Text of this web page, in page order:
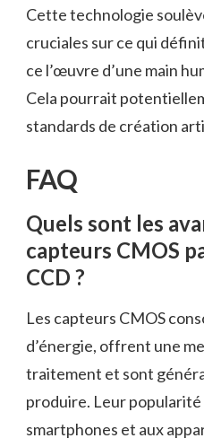
Cette technologie
cruciales sur ce qui
ce l’œuvre d’une main
Cela pourrait
standards de création
FAQ
Quels sont les
capteurs CMOS
CCD ?
Les capteurs CMOS
d’énergie, offrent une
traitement et sont
produire. Leur popularité
smartphones et aux